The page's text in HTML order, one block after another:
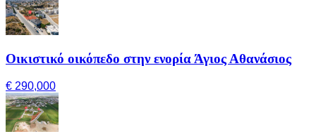
Οικιστικό οικόπεδο στην ενορία Άγιος Αθανάσιος
€ 290,000